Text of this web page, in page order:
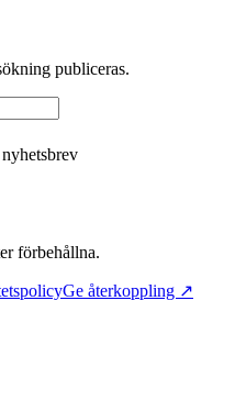
publiceras.
förbehållna.
Ge återkoppling ↗